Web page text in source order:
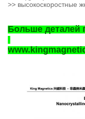
>> высокоскоростные
Больше деталей